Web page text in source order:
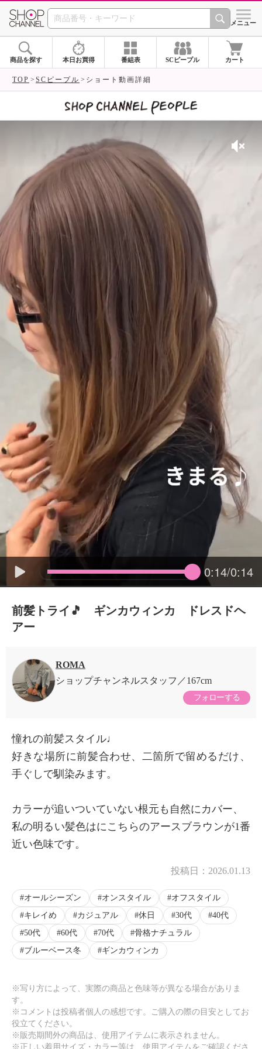
SHOP CHANNEL シメニュー
商品を探す 本日お買得 番組表 SCピープル カート
TOP SCピープル ショート動画詳細
0:14/0:14
前髪トライ🎵 ギンカウィンカ ドレスドヘ
アー
ROMA
ショップチャンネルスタッフ
167cm
フォローする
憧れの前髪スタイル♩
好きな場所に前髪合わせ、二箇所で留めるだけ、
手ぐしで馴染みます。
カラーが追いついていない根元も自然にカバー、
私の明るい髪色はにこちらのアースブラウンが1番
近い色味です。
投稿日： 2026.01.13
オールシーズン オンスタイル
オフスタイル
キレイめ
カジュアル 休日 30代
40代
50代
60代 70代
骨格ナチュラル
ブルーベース冬
ギンカウィンカ
※写り方によって、実際の商品と色味等が異なる場合がありま
す。
※コメントは投稿者個人の感想です。ご購入の際の目安としてお
役立てください。
※販売期間外の商品は、使用アイテムに表示されません。
※正しい着用サイズ・カラー等は、使用アイテムをご確認くださ